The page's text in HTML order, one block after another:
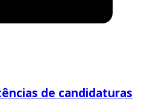
de candidaturas